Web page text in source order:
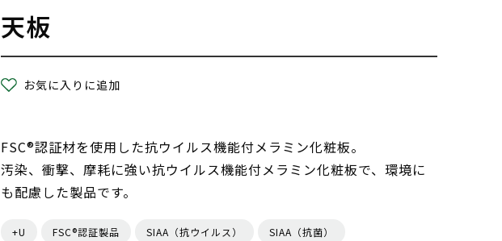
天板
お気に入りに追加
FSC®認証材を使用した抗ウイルス機能付メラミン化粧板。
汚染、衝撃、摩耗に強い抗ウイルス機能付メラミン化粧板で、環境に
も配慮した製品です。
+U FSC®認証製品 SIAA（抗ウイルス） SIAA（抗菌）